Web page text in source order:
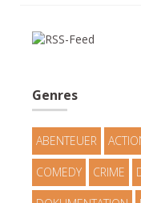
Genres
ABENTEUER
COMEDY CRIME